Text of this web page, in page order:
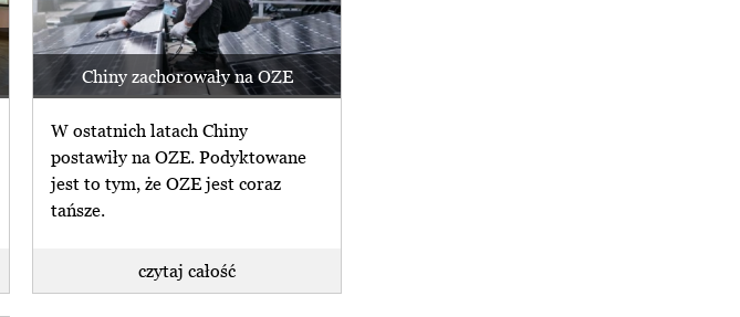
Chiny zachorowały na OZE
W ostatnich latach Chiny
postawiły na OZE. Podyktowane
jest to tym, że OZE jest coraz
tańsze.
czytaj całość